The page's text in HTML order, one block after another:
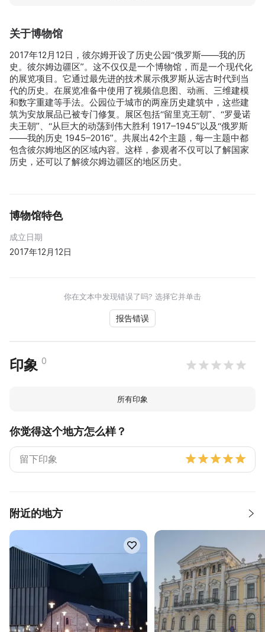
关于博物馆
2017年12月12日，彼尔姆开设了历史公园“俄罗斯——我的历
史。彼尔姆边疆区”。这不仅仅是一个博物馆，而是一个现代化
的展览项目。它通过最先进的技术展示俄罗斯从远古时代到当
代的历史。在展览准备中使用了视频信息图、动画、三维建模
和数字重建等手法。公园位于城市的两座历史建筑中，这些建
筑为安放展品已被专门修复。展区包括“留里克王朝”、“罗曼诺
夫王朝”、“从巨大的动荡到伟大胜利 1917–1945”以及“俄罗斯
——我的历史 1945–2016”。共展出42个主题，每一主题中都
包含彼尔姆地区的区域内容。这样，参观者不仅可以了解国家
历史，还可以了解彼尔姆边疆区的地区历史。
博物馆特色
成立日期
2017年12月12日
你在文本中发现错误了吗? 选择它并单击
报告错误
印象 0
所有印象
你觉得这个地方怎么样？
附近的地方